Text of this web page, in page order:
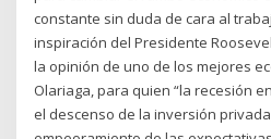
constante sin duda de cara al
inspiración del Presidente
la opinión de uno de los mejores
Olariaga, para quien “la recesión
el descenso de la inversión